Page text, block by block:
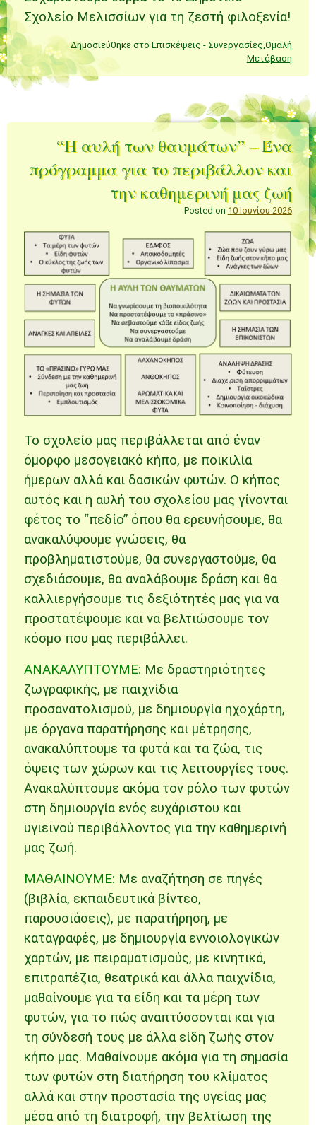
Σχολείο Μελισσίων για τη ζεστή φιλοξενία!
Δημοσιεύθηκε στο Επισκέψεις - Συνεργασίες Ομαλή
Μετάβαση
“Η αυλή των θαυμάτων” – Ένα
πρόγραμμα για το περιβάλλον και
την καθημερινή μας ζωή
Posted on 10 Ιουνίου 2026
Το σχολείο μας περιβάλλεται από έναν
όμορφο μεσογειακό κήπο, με ποικιλία
ήμερων αλλά και δασικών φυτών. Ο κήπος
αυτός και η αυλή του σχολείου μας γίνονται
φέτος το “πεδίο” όπου θα ερευνήσουμε, θα
ανακαλύψουμε γνώσεις, θα
προβληματιστούμε, θα συνεργαστούμε, θα
σχεδιάσουμε, θα αναλάβουμε δράση και θα
καλλιεργήσουμε τις δεξιότητές μας για να
προστατέψουμε και να βελτιώσουμε τον
κόσμο που μας περιβάλλει.
ΑΝΑΚΑΛΥΠΤΟΥΜΕ: Με δραστηριότητες
ζωγραφικής, με παιχνίδια
προσανατολισμού, με δημιουργία ηχοχάρτη,
με όργανα παρατήρησης και μέτρησης,
ανακαλύπτουμε τα φυτά και τα ζώα, τις
όψεις των χώρων και τις λειτουργίες τους.
Ανακαλύπτουμε ακόμα τον ρόλο των φυτών
στη δημιουργία ενός ευχάριστου και
υγιεινού περιβάλλοντος για την καθημερινή
μας ζωή.
ΜΑΘΑΙΝΟΥΜΕ: Με αναζήτηση σε πηγές
(βιβλία, εκπαιδευτικά βίντεο,
παρουσιάσεις), με παρατήρηση, με
καταγραφές, με δημιουργία εννοιολογικών
χαρτών, με πειραματισμούς, με κινητικά,
επιτραπέζια, θεατρικά και άλλα παιχνίδια,
μαθαίνουμε για τα είδη και τα μέρη των
φυτών, για το πώς αναπτύσσονται και για
τη σύνδεσή τους με άλλα είδη ζωής στον
κήπο μας. Μαθαίνουμε ακόμα για τη σημασία
των φυτών στη διατήρηση του κλίματος
αλλά και στην προστασία της υγείας μας
μέσα από τη διατροφή, την βελτίωση της